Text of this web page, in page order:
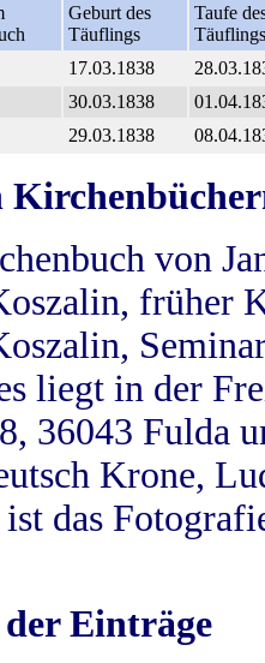
Geburt des
Täuflings
Taufe
Täuflings
17.03.1838
30.03.1838
29.03.1838
von
früher
liegt in der
36043 Fulda
Krone,
das
Einträge